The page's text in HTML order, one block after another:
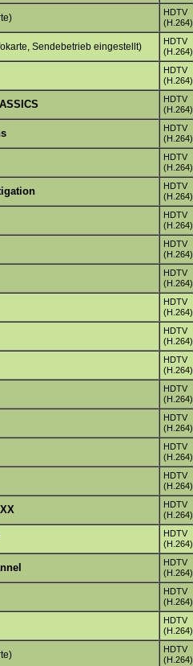
HDTV
(H.264)
Sendebetrieb eingestellt)
HDTV
(H.264)
HDTV
(H.264)
HDTV
(H.264)
HDTV
(H.264)
HDTV
(H.264)
HDTV
(H.264)
HDTV
(H.264)
HDTV
(H.264)
HDTV
(H.264)
HDTV
(H.264)
HDTV
(H.264)
HDTV
(H.264)
HDTV
(H.264)
HDTV
(H.264)
HDTV
(H.264)
HDTV
(H.264)
HDTV
(H.264)
HDTV
(H.264)
HDTV
(H.264)
HDTV
(H.264)
HDTV
(H.264)
HDTV
(H.264)